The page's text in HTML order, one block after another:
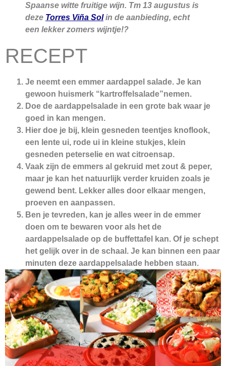
Spaanse witte fruitige wijn. Tm 13 augustus is
deze Torres Viña Solin de aanbieding, echt
een lekker zomers wijntje!?
RECEPT
Je neemt een emmer aardappel salade. Je kan
gewoon huismerk “kartroffelsalade”nemen.
Doe de aardappelsalade in een grote bak waar je
goed in kan mengen.
Hier doe je bij, klein gesneden teentjes knoflook,
een lente ui, rode ui in kleine stukjes, klein
gesneden peterselie en wat citroensap.
Vaak zijn de emmers al gekruid met zout & peper,
maar je kan het natuurlijk verder kruiden zoals je
gewend bent. Lekker alles door elkaar mengen,
proeven en aanpassen.
Ben je tevreden, kan je alles weer in de emmer
doen om te bewaren voor als het de
aardappelsalade op de buffettafel kan. Of je schept
het gelijk over in de schaal. Je kan binnen een paar
minuten deze aardappelsalade hebben staan.